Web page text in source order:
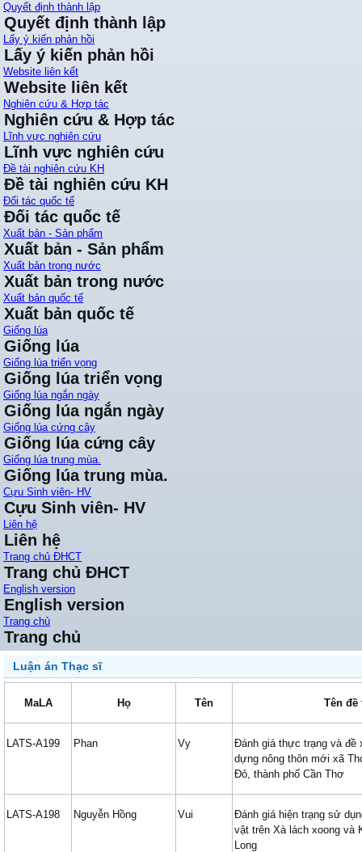
Quyết định thành lập
Quyết định thành lập
Lấy ý kiến phản hồi
Lấy ý kiến phản hồi
Website liên kết
Website liên kết
Nghiên cứu & Hợp tác
Nghiên cứu & Hợp tác
Lĩnh vực nghiên cứu
Lĩnh vực nghiên cứu
Đề tài nghiên cứu KH
Đề tài nghiên cứu KH
Đối tác quốc tế
Đối tác quốc tế
Xuất bản - Sản phẩm
Xuất bản - Sản phẩm
Xuất bản trong nước
Xuất bản trong nước
Xuất bản quốc tế
Xuất bản quốc tế
Giống lúa
Giống lúa
Giống lúa triển vọng
Giống lúa triển vọng
Giống lúa ngắn ngày
Giống lúa ngắn ngày
Giống lúa cứng cây
Giống lúa cứng cây
Giống lúa trung mùa.
Giống lúa trung mùa.
Cựu Sinh viên- HV
Cựu Sinh viên- HV
Liên hệ
Liên hệ
Trang chủ ĐHCT
Trang chủ ĐHCT
English version
English version
Trang chủ
Trang chủ
Luận án Thạc sĩ
MaLA Họ Tên Tên đề
LATS-A199 Phan Vy
Đánh giá thực trạng và đề
dựng nông thôn mới xã
Đỏ, thành phố Cần Thơ
LATS-A198 Nguyễn Hồng Vui
Đánh giá hiện trạng sử
vật trên Xà lách xoong và
Long